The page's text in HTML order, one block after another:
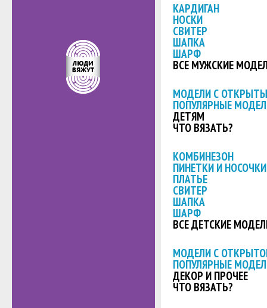
КАРДИГАН
НОСКИ
СВИТЕР
ШАПКА
ШАРФ
ВСЕ МУЖСКИЕ
МОДЕЛИ С
ПОПУЛЯРНЫЕ
ДЕТЯМ
ЧТО ВЯЗАТЬ?
КОМБИНЕЗОН
ПИНЕТКИ И НОСОЧКИ
ПЛАТЬЕ
СВИТЕР
ШАПКА
ШАРФ
ВСЕ ДЕТСКИЕ
МОДЕЛИ С
ПОПУЛЯРНЫЕ
ДЕКОР И ПРОЧЕЕ
ЧТО ВЯЗАТЬ?